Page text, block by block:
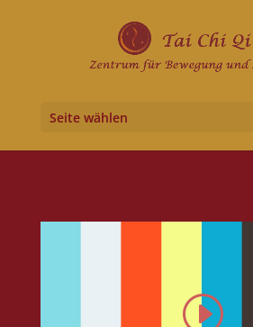
Seite wählen